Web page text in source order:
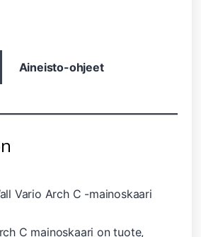
Aineisto-ohjeet
Vario Arch C -mainoskaari
C mainoskaari on tuote,